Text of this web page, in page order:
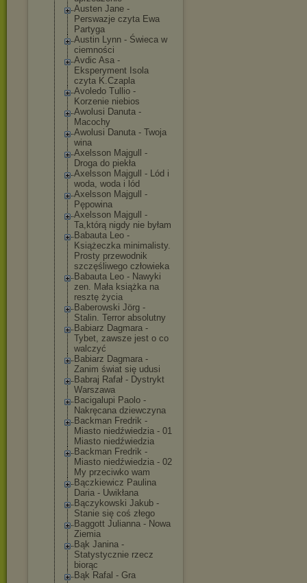
Austen Jane -
Perswazje czyta Ewa
Partyga
Austin Lynn - Świeca w
ciemności
Avdic Asa -
Eksperyment Isola
czyta K.Czapla
Avoledo Tullio -
Korzenie niebios
Awolusi Danuta -
Macochy
Awolusi Danuta - Twoja
wina
Axelsson Majgull -
Droga do piekła
Axelsson Majgull - Lód i
woda, woda i lód
Axelsson Majgull -
Pępowina
Axelsson Majgull -
Ta,którą nigdy nie byłam
Babauta Leo -
Książeczka minimalisty.
Prosty przewodnik
szczęśliwego człowieka
Babauta Leo - Nawyki
zen. Mała książka na
resztę życia
Baberowski Jörg -
Stalin. Terror absolutny
Babiarz Dagmara -
Tybet, zawsze jest o co
walczyć
Babiarz Dagmara -
Zanim świat się udusi
Babraj Rafał - Dystrykt
Warszawa
Bacigalupi Paolo -
Nakręcana dziewczyna
Backman Fredrik -
Miasto niedźwiedzia - 01
Miasto niedźwiedzia
Backman Fredrik -
Miasto niedźwiedzia - 02
My przeciwko wam
Bączkiewicz Paulina
Daria - Uwikłana
Bączykowski Jakub -
Stanie się coś złego
Baggott Julianna - Nowa
Ziemia
Bąk Janina -
Statystycznie rzecz
biorąc
Bąk Rafal - Gra